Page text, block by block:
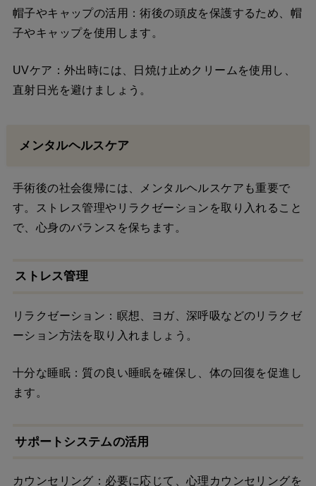
帽子やキャップの活用：術後の頭皮を保護するため、帽
子やキャップを使用します。
UVケア：外出時には、日焼け止めクリームを使用し、
直射日光を避けましょう。
メンタルヘルスケア
手術後の社会復帰には、メンタルヘルスケアも重要で
す。ストレス管理やリラクゼーションを取り入れること
で、心身のバランスを保ちます。
ストレス管理
リラクゼーション：瞑想、ヨガ、深呼吸などのリラクゼ
ーション方法を取り入れましょう。
十分な睡眠：質の良い睡眠を確保し、体の回復を促進し
ます。
サポートシステムの活用
カウンセリング：必要に応じて、心理カウンセリングを